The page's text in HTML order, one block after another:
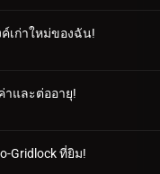
เก่าใหม่ของฉัน!
าและต่ออายุ!
Gridlock ที่ยิม!